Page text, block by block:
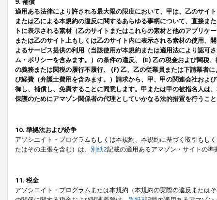
9. 補償
適用ある法律により許される最大限の限度において、甲は、乙のサイ
または乙による本規約の違反に関するあらゆる事柄について、直接ま
トに表示される素材（乙のサイトまたはこれらの素材と他のアプリ
または乙のサイト上もしくは乙のサイト内に表示される素材の使用、
よるサービス提供の利用（当該使用が本規約または適用法により認可
ム・ポリシーを含みます。）の条件の違反、 (E) 乙の税金および関税
の義務または関税の履行不履行、 (F) 乙、乙の従業員または下請業者
び経費（弁護士費用を含みます。）請求から、甲、甲の関連会社およ
御し、補償し、免責することに同意します。甲または甲の被指名人は
保護のためにアマゾン関係者の代理としていかなる法的措置を行うこ
10. 準拠法および紛争
アソシエイト・プログラムもしくは本規約、本規約に基づく取引もし
たはその主張を含む）は、 別紙2記載の適用あるアマゾン・サイトの
11. 税金
アソシエイト・プログラムまたは本規約（本規約の実際の違反または